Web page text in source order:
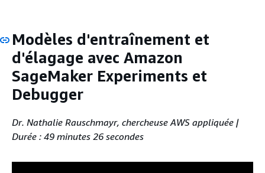
Modèles d'entraînement et
d'élagage avec Amazon
SageMaker Experiments et
Debugger
Dr. Nathalie Rauschmayr, chercheuse AWS appliquée |
Durée : 49 minutes 26 secondes